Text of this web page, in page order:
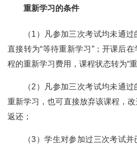
重新学习的条件
（1）凡参加三次考试均未通
直接转为“等待重新学习”；开课后
程的重新学习费用，课程状态转为“重
（2）凡参加三次考试均未通
重新学习，也可直接放弃该课程，
返还；
（3）学生对参加过三次考试